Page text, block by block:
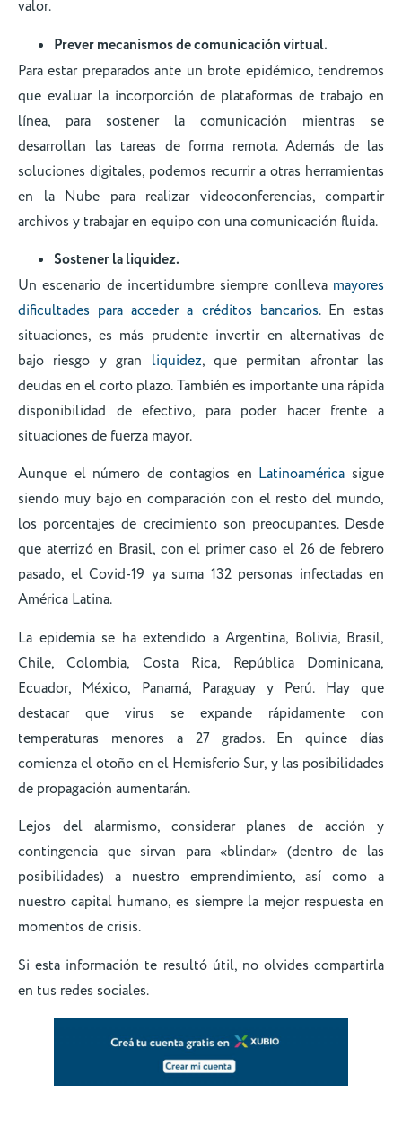
valor.
Prever mecanismos de comunicación virtual.
Para estar preparados ante un brote epidémico, tendremos
que evaluar la incorporción de plataformas de trabajo en
línea, para sostener la comunicación mientras se
desarrollan las tareas de forma remota. Además de las
soluciones digitales, podemos recurrir a otras herramientas
en la Nube para realizar videoconferencias, compartir
archivos y trabajar en equipo con una comunicación fluida.
Sostener la liquidez.
Un escenario de incertidumbre siempre conlleva mayores
dificultades para acceder a créditos bancarios. En estas
situaciones, es más prudente invertir en alternativas de
bajo riesgo y gran liquidez, que permitan afrontar las
deudas en el corto plazo. También es importante una rápida
disponibilidad de efectivo, para poder hacer frente a
situaciones de fuerza mayor.
Aunque el número de contagios en Latinoamérica sigue
siendo muy bajo en comparación con el resto del mundo,
los porcentajes de crecimiento son preocupantes. Desde
que aterrizó en Brasil, con el primer caso el 26 de febrero
pasado, el Covid-19 ya suma 132 personas infectadas en
América Latina.
La epidemia se ha extendido a Argentina, Bolivia, Brasil,
Chile, Colombia, Costa Rica, República Dominicana,
Ecuador, México, Panamá, Paraguay y Perú. Hay que
destacar que virus se expande rápidamente con
temperaturas menores a 27 grados. En quince días
comienza el otoño en el Hemisferio Sur, y las posibilidades
de propagación aumentarán.
Lejos del alarmismo, considerar planes de acción y
contingencia que sirvan para «blindar» (dentro de las
posibilidades) a nuestro emprendimiento, así como a
nuestro capital humano, es siempre la mejor respuesta en
momentos de crisis.
Si esta información te resultó útil, no olvides compartirla
en tus redes sociales.